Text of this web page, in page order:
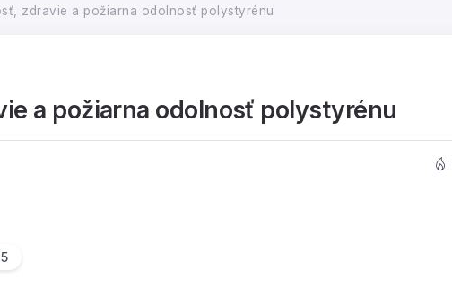
zdravie a požiarna odolnosť polystyrénu
a požiarna odolnosť polystyrénu